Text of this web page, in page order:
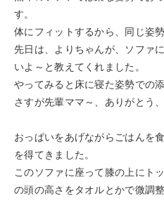
す。
体にフィットするから、同じ姿
先日は、よりちゃんが、ソファ
いよ～と教えてくれました。
やってみると床に寝た姿勢での
さすが先輩ママ～、ありがとう
おっぱいをあげながらごはんを
を得てきました。
このソファに座って膝の上にト
の頭の高さをタオルとかで微調